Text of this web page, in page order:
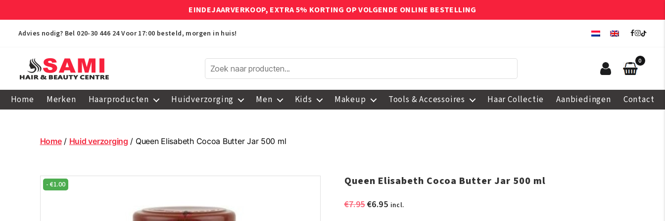
EINDEJAARVERKOOP, EXTRA 5% KORTING OP VOLGENDE ONLINE BESTELLING
Advies nodig? Bel 020-30 446 24 Voor 17:00 besteld, morgen in huis!
Hair
Centre
0
Home Merken Haarproducten Huidverzorging Men Kids Makeup Tools & Accessoires Haar Collectie Aanbiedingen Contact
Home/ Huid verzorging / Queen Elisabeth Cocoa Butter Jar 500 ml
- €1.00 Queen Elisabeth Cocoa Butter Jar 500 ml
€7.95Oorspronkelijke
€6.95Huidige
incl.